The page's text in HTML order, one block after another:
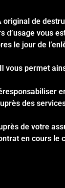
original de
d’usage vous
le jour de
Il vous permet
des
de votre
en cours le